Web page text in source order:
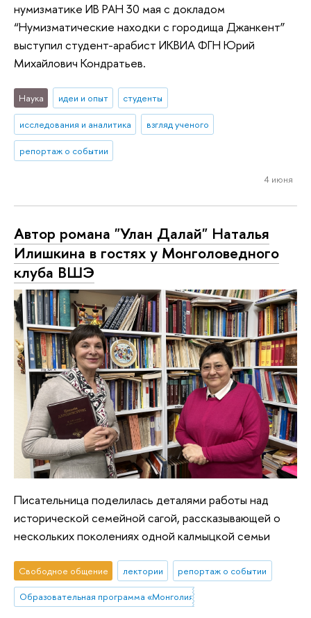
нумизматике ИВ РАН 30 мая с докладом
“Нумизматические находки с городища Джанкент”
выступил студент-арабист ИКВИА ФГН Юрий
Михайлович Кондратьев.
Наука идеи и опыт студенты
исследования и аналитика взгляд ученого
репортаж о событии
4 июня
Автор романа "Улан Далай" Наталья
Илишкина в гостях у Монголоведного
клуба ВШЭ
Писательница поделилась деталями работы над
исторической семейной сагой, рассказывающей о
нескольких поколениях одной калмыцкой семьи
Свободное общение лектории репортаж о событии
Образовательная программа «Монголия и Тибет»